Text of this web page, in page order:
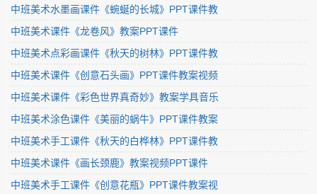
中班美术水墨画课件《蜿蜒的长城》PPT课件教
中班美术课件《龙卷风》教案PPT课件
中班美术点彩画课件《秋天的树林》PPT课件教
中班美术课件《创意石头画》PPT课件教案视频
中班美术课件《彩色世界真奇妙》教案学具音乐
中班美术涂色课件《美丽的蜗牛》PPT课件教案
中班美术手工课件《秋天的白桦林》PPT课件教
中班美术课件《画长颈鹿》教案视频PPT课件
中班美术手工课件《创意花瓶》PPT课件教案视